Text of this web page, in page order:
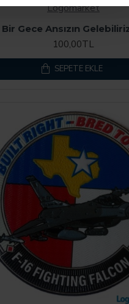
Logomarket
Bir Gece Ansızın
100,00TL
SEPETE EKLE